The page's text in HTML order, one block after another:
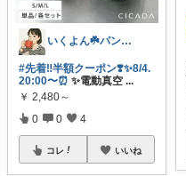
いくよん☘️パンのある暮らし✨
#先着‼️半額クーポン❣️✨8/4.
20:00〜⏰ ✨電動真空 ...
￥ 2,480～
0 0 4
コレ いいね